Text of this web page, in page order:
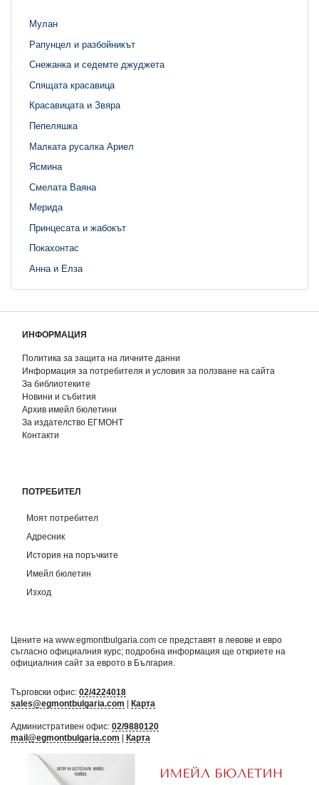
Мулан
Рапунцел и разбойникът
Снежанка и седемте джуджета
Спящата красавица
Красавицата и Звяра
Пепеляшка
Малката русалка Ариел
Ясмина
Смелата Ваяна
Мерида
Принцесата и жабокът
Покахонтас
Анна и Елза
ИНФОРМАЦИЯ
Политика за защита на личните данни
Информация за потребителя и условия за ползване на сайта
За библиотеките
Новини и събития
Архив имейл бюлетини
За издателство ЕГМОНТ
Контакти
ПОТРЕБИТЕЛ
Моят потребител
Адресник
История на поръчките
Имейл бюлетин
Изход
Цените на www.egmontbulgaria.com се представят в левове и евро
съгласно официалния курс; подробна информация ще откриете на
официалния сайт за еврото в България
Търговски офис: 02/4224018
sales@egmontbulgaria.com
Карта
Административен офис: 02/9880120
mail@egmontbulgaria.com
Карта